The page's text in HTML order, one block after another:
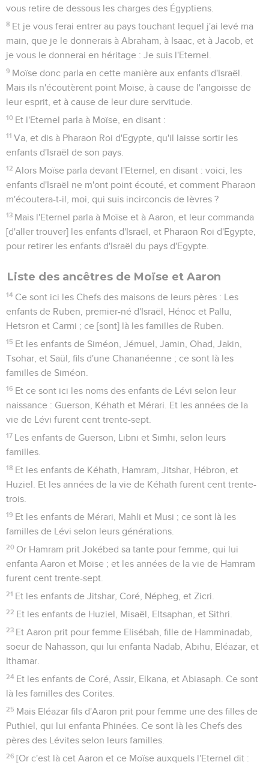
vous retire de dessous les charges des Égyptiens.
8 Et je vous ferai entrer au pays touchant lequel j'ai levé ma
main, que je le donnerais à Abraham, à Isaac, et à Jacob, et
je vous le donnerai en héritage : Je suis l'Eternel.
9 Moïse donc parla en cette manière aux enfants d'Israël.
Mais ils n'écoutèrent point Moïse, à cause de l'angoisse de
leur esprit, et à cause de leur dure servitude.
10 Et l'Eternel parla à Moïse, en disant :
11 Va, et dis à Pharaon Roi d'Egypte, qu'il laisse sortir les
enfants d'Israël de son pays.
12 Alors Moïse parla devant l'Eternel, en disant : voici, les
enfants d'Israël ne m'ont point écouté, et comment Pharaon
m'écoutera-t-il, moi, qui suis incirconcis de lèvres ?
13 Mais l'Eternel parla à Moïse et à Aaron, et leur commanda
[d'aller trouver] les enfants d'Israël, et Pharaon Roi d'Egypte,
pour retirer les enfants d'Israël du pays d'Egypte.
Liste des ancêtres de Moïse et Aaron
14 Ce sont ici les Chefs des maisons de leurs pères : Les
enfants de Ruben, premier-né d'Israël, Hénoc et Pallu,
Hetsron et Carmi ; ce [sont] là les familles de Ruben.
15 Et les enfants de Siméon, Jémuel, Jamin, Ohad, Jakin,
Tsohar, et Saül, fils d'une Chananéenne ; ce sont là les
familles de Siméon.
16 Et ce sont ici les noms des enfants de Lévi selon leur
naissance : Guerson, Kéhath et Mérari. Et les années de la
vie de Lévi furent cent trente-sept.
17 Les enfants de Guerson, Libni et Simhi, selon leurs
familles.
18 Et les enfants de Kéhath, Hamram, Jitshar, Hébron, et
Huziel. Et les années de la vie de Kéhath furent cent trente-
trois.
19 Et les enfants de Mérari, Mahli et Musi ; ce sont là les
familles de Lévi selon leurs générations.
20 Or Hamram prit Jokébed sa tante pour femme, qui lui
enfanta Aaron et Moïse ; et les années de la vie de Hamram
furent cent trente-sept.
21 Et les enfants de Jitshar, Coré, Népheg, et Zicri.
22 Et les enfants de Huziel, Misaël, Eltsaphan, et Sithri.
23 Et Aaron prit pour femme Elisébah, fille de Hamminadab,
soeur de Nahasson, qui lui enfanta Nadab, Abihu, Eléazar, et
Ithamar.
24 Et les enfants de Coré, Assir, Elkana, et Abiasaph. Ce sont
là les familles des Corites.
25 Mais Eléazar fils d'Aaron prit pour femme une des filles de
Puthiel, qui lui enfanta Phinées. Ce sont là les Chefs des
pères des Lévites selon leurs familles.
26 [Or c'est là cet Aaron et ce Moïse auxquels l'Eternel dit :